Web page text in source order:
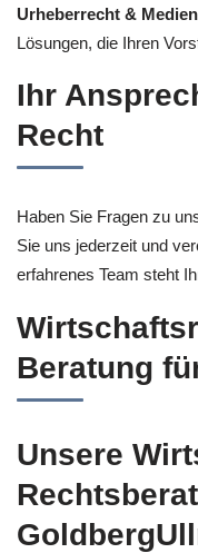
Urheberrecht &
Lösungen, die Ihren
Ihr
Recht
Haben Sie Fragen zu
Sie uns jederzeit und
erfahrenes Team steht
Beratung
Unsere